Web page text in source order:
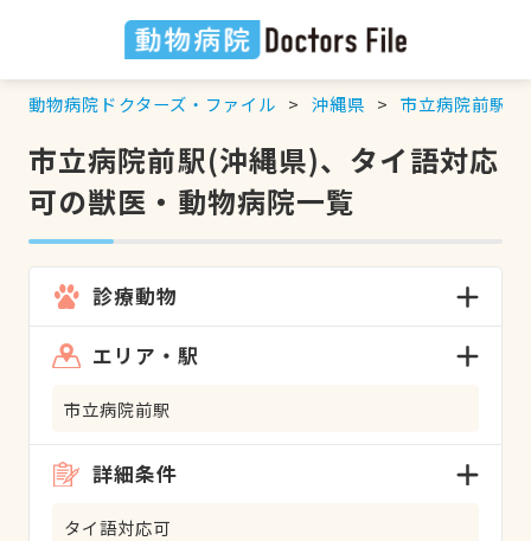
動物病院ドクターズ・ファイル 沖縄県 市立病院前駅
市立病院前駅(沖縄県)、タイ語対応
可の獣医・動物病院一覧
診療動物
エリア・駅
市立病院前駅
詳細条件
タイ語対応可